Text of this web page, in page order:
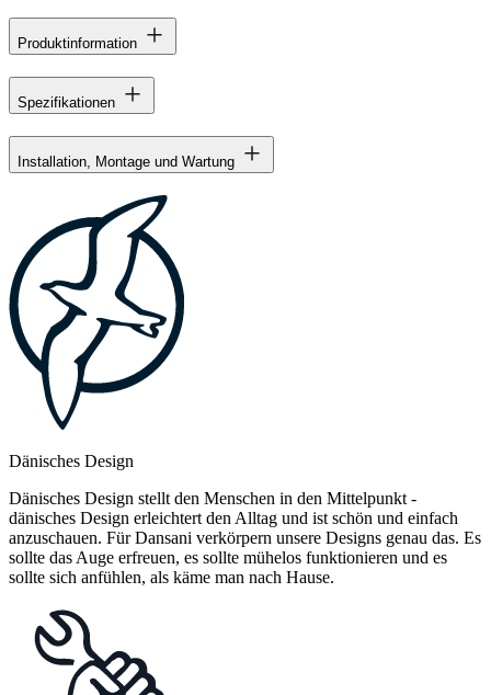
Produktinformation
Spezifikationen
Installation, Montage und Wartung
Dänisches Design
Dänisches Design stellt den Menschen in den Mittelpunkt -
dänisches Design erleichtert den Alltag und ist schön und einfach
anzuschauen. Für Dansani verkörpern unsere Designs genau das. Es
sollte das Auge erfreuen, es sollte mühelos funktionieren und es
sollte sich anfühlen, als käme man nach Hause.